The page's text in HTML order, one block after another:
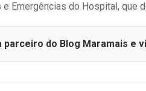
e Emergências do Hospital, que
parceiro do Blog Maramais e